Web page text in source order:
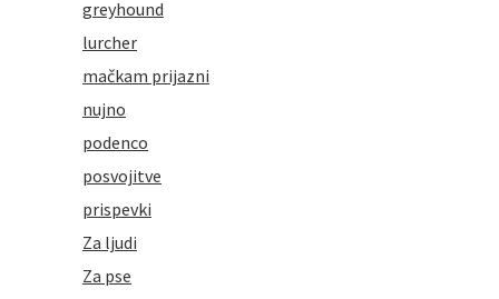
greyhound
lurcher
mačkam prijazni
nujno
podenco
posvojitve
prispevki
Za ljudi
Za pse